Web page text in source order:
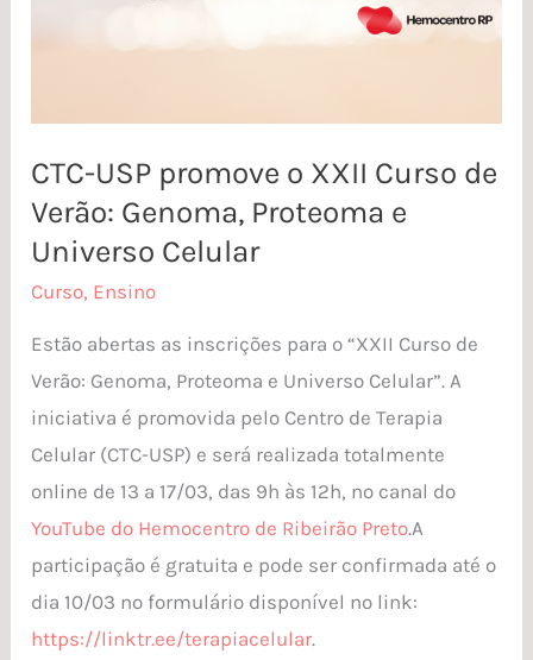
CTC-USP promove o XXII Curso de
Verão: Genoma, Proteoma e
Universo Celular
Curso, Ensino
Estão abertas as inscrições para o “XXII Curso de
Verão: Genoma, Proteoma e Universo Celular”. A
iniciativa é promovida pelo Centro de Terapia
Celular (CTC-USP) e será realizada totalmente
online de 13 a 17/03, das 9h às 12h, no canal do
YouTube do Hemocentro de Ribeirão Preto.A
participação é gratuita e pode ser confirmada até o
dia 10/03 no formulário disponível no link:
https://linktr.ee/terapiacelular.
Celular